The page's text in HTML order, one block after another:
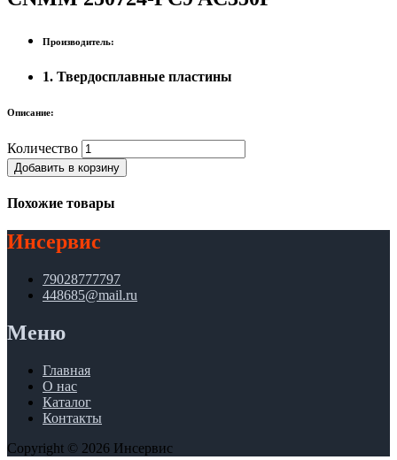
Производитель:
1. Твердосплавные пластины
Описание:
Количество
Добавить в корзину
Похожие товары
Инсервис
79028777797
448685@mail.ru
Меню
Главная
О нас
Каталог
Контакты
Copyright © 2026 Инсервис